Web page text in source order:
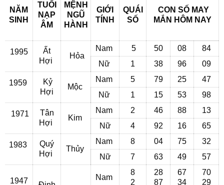
NĂM
SINH
TUỔI
NẠP
ÂM
MỆNH
NGŨ
HÀNH
GIỚI
TÍNH
QUÁI
SỐ
CON SỐ MAY
MẮN HÔM NAY
1995
Ất
Hợi
Hỏa
Nam 5 50 08
84
Nữ
1 38 96 09
1959
Kỷ
Hợi
Mộc
Nam 5 79 25
47
Nữ
1 15 53 98
1971
Tân
Hợi
Kim
Nam 2 46 88
13
Nữ
4 92 16 65
1983
Quý
Hợi
Thủy
Nam 8 04 75
32
Nữ
7 63 49 57
1947
Nam
8
2
28
87
67
34
70
29